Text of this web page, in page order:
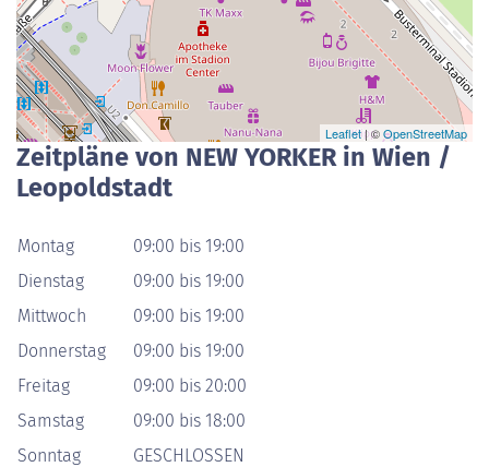
Leaflet| ©OpenStreetMap
Zeitpläne von NEW YORKER in Wien /
Leopoldstadt
Montag
09:00 bis 19:00
Dienstag
09:00 bis 19:00
Mittwoch
09:00 bis 19:00
Donnerstag
09:00 bis 19:00
Freitag
09:00 bis 20:00
Samstag
09:00 bis 18:00
Sonntag
GESCHLOSSEN